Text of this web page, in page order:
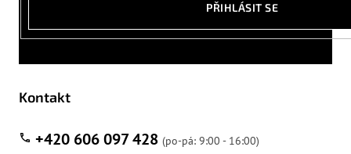
PŘIHLÁSIT SE
Kontakt
+420 606 097 428